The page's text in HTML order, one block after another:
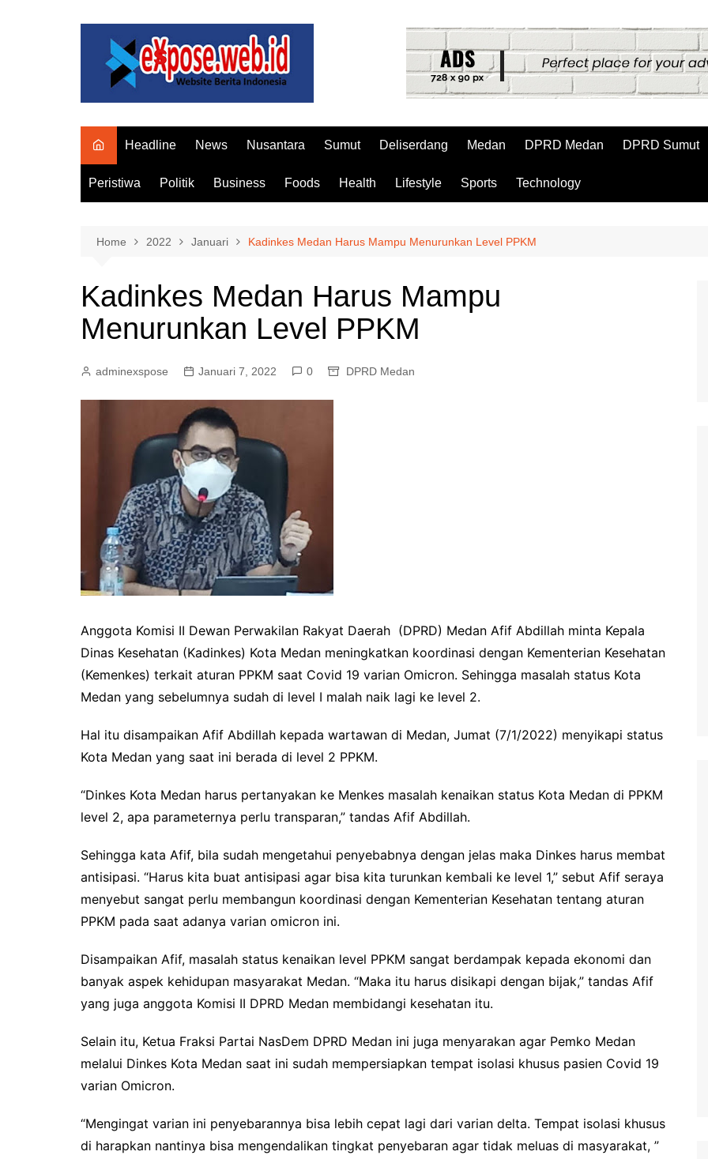
Headline News Nusantara Sumut Deliserdang Medan DPRD Medan DPRD Sumut
Peristiwa Politik Business Foods Health Lifestyle Sports Technology
Home 2022 Januari Kadinkes Medan Harus Mampu Menurunkan Level PPKM
Kadinkes Medan Harus Mampu
Menurunkan Level PPKM
adminexspose Januari 7, 2022 0 DPRD Medan
Anggota Komisi II Dewan Perwakilan Rakyat Daerah (DPRD) Medan Afif Abdillah minta Kepala
Dinas Kesehatan (Kadinkes) Kota Medan meningkatkan koordinasi dengan Kementerian Kesehatan
(Kemenkes) terkait aturan PPKM saat Covid 19 varian Omicron. Sehingga masalah status Kota
Medan yang sebelumnya sudah di level I malah naik lagi ke level 2.
Hal itu disampaikan Afif Abdillah kepada wartawan di Medan, Jumat (7/1/2022) menyikapi status
Kota Medan yang saat ini berada di level 2 PPKM.
“Dinkes Kota Medan harus pertanyakan ke Menkes masalah kenaikan status Kota Medan di PPKM
level 2, apa parameternya perlu transparan,” tandas Afif Abdillah.
Sehingga kata Afif, bila sudah mengetahui penyebabnya dengan jelas maka Dinkes harus membat
antisipasi. “Harus kita buat antisipasi agar bisa kita turunkan kembali ke level 1,” sebut Afif seraya
menyebut sangat perlu membangun koordinasi dengan Kementerian Kesehatan tentang aturan
PPKM pada saat adanya varian omicron ini.
Disampaikan Afif, masalah status kenaikan level PPKM sangat berdampak kepada ekonomi dan
banyak aspek kehidupan masyarakat Medan. “Maka itu harus disikapi dengan bijak,” tandas Afif
yang juga anggota Komisi II DPRD Medan membidangi kesehatan itu.
Selain itu, Ketua Fraksi Partai NasDem DPRD Medan ini juga menyarakan agar Pemko Medan
melalui Dinkes Kota Medan saat ini sudah mempersiapkan tempat isolasi khusus pasien Covid 19
varian Omicron.
“Mengingat varian ini penyebarannya bisa lebih cepat lagi dari varian delta. Tempat isolasi khusus
di harapkan nantinya bisa mengendalikan tingkat penyebaran agar tidak meluas di masyarakat, ”